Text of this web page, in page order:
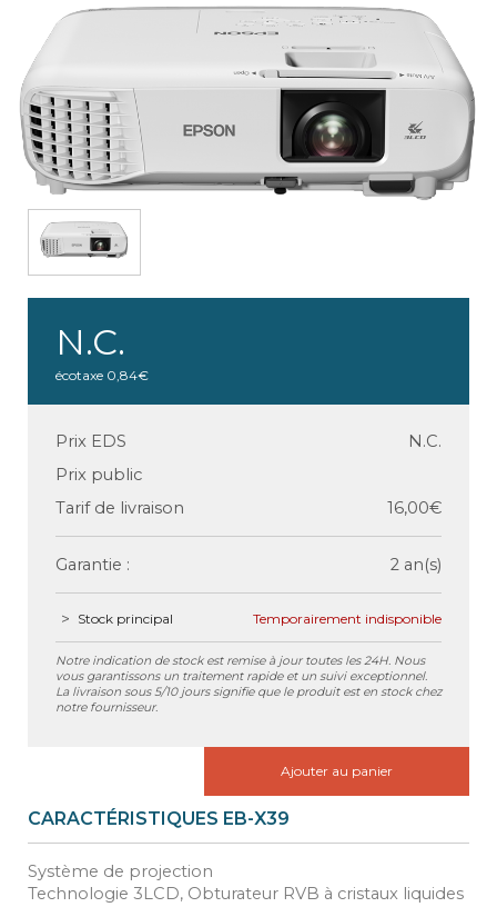
N.C.
écotaxe 0,84€
Prix EDS
N.C.
Prix public
Tarif de livraison
16,00€
Garantie : 2 an(s)
Stock principal Temporairement indisponible
Notre indication de stock est remise à jour toutes les 24H. Nous
vous garantissons un traitement rapide et un suivi exceptionnel.
La livraison sous 5/10 jours signifie que le produit est en stock chez
notre fournisseur.
Ajouter au panier
CARACTÉRISTIQUES EB-X39
Système de projection
Technologie 3LCD, Obturateur RVB à cristaux liquides